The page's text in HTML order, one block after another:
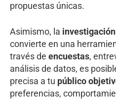
propuestas únicas.
Asimismo, la
convierte en una
través de encuestas,
análisis de datos, es
precisa a tu público
preferencias,